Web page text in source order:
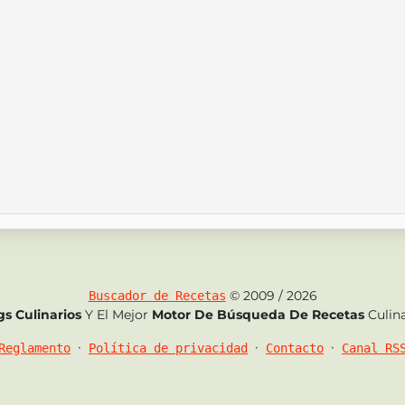
Buscador de Recetas © 2009 / 2026
Culinarios Y El Mejor Motor De Búsqueda De Recetas
• Política de privacidad • Contacto • Canal